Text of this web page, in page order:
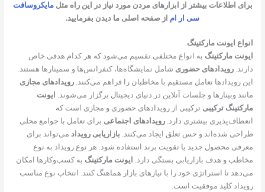
برای اطلاعات بیشتر از ابزارهای مردن مورد نیاز در این راه مثلمایکروسافت
سی ار ام از صفحه اصلی ما دیدن بفرمایید.
انواع ایونت مارکتینگ
ایونت مارکتینگ به انواع مختلفی تقسیم می‌شود که هر کدام هدفی خاص
دارند. رویدادهای حضوری شامل نمایشگاه‌ها، کنفرانس‌ها و سمینارها هستند.
این رویدادها تعامل مستقیم با مخاطبان را فراهم می‌کنند. رویدادهای مجازی
مانند وبینارها و جلسات آنلاین در دنیای دیجیتال برگزار می‌شوند.
ایونت
مارکتینگ ترکیبی ترکیبی از رویدادهای حضوری و مجازی است که
انعطاف‌پذیری بیشتری دارد. رویدادهای اجتماعی برای تعامل با جوامع محلی
طراحی شده‌اند و حس تعلق ایجاد می‌کنند. بازاریابی رویدادمی‌تواند برای
معرفی محصول جدید یا تقویت برند استفاده شود. هر نوع رویداد به نوع
مخاطب و هدف بازاریابی بستگی دارد.
ایونت مارکتینگ به کسب‌وکارها امکان
می‌دهد تا استراتژی خود را با نیازهای بازار هماهنگ کنند. انتخاب نوع مناسب
رویداد کلید موفقیت است.